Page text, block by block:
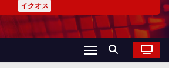
イクオス